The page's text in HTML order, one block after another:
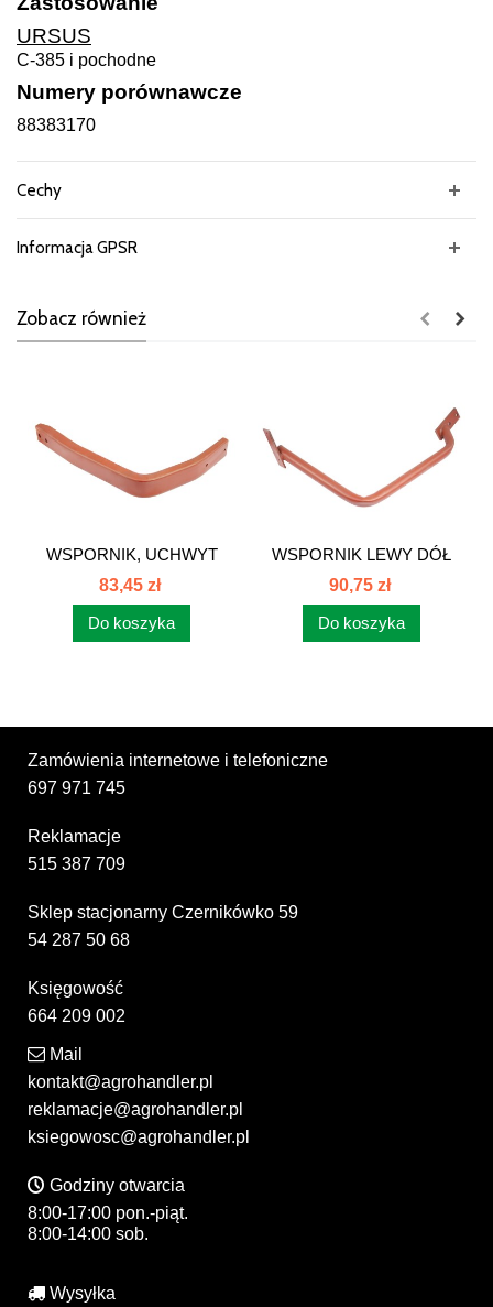
URSUS
C-385 i pochodne
Numery porównawcze
88383170
Cechy
Informacja GPSR
Zobacz również
WSPORNIK, UCHWYT
BŁOTNIKA...
83,45 zł
Do koszyka
WSPORNIK LEWY DÓŁ
KOŁO 14,9-24...
90,75 zł
Do koszyka
Zamówienia internetowe i telefoniczne
697 971 745
Reklamacje
515 387 709
Sklep stacjonarny Czernikówko 59
54 287 50 68
Księgowość
664 209 002
Mail
kontakt@agrohandler.pl
reklamacje@agrohandler.pl
ksiegowosc@agrohandler.pl
Godziny otwarcia
8:00-17:00 pon.-piąt.
8:00-14:00 sob.
Wysyłka